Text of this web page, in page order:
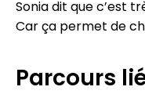
Sonia dit que c’est
Car ça permet de
Parcours